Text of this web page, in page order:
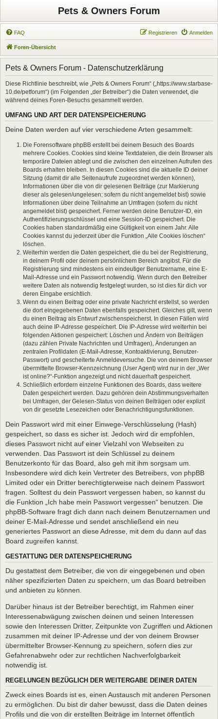
Pets & Owners Forum
FAQ Anmelden
Registrieren
Foren-Übersicht
Pets & Owners Forum - Datenschutzerklärung
Diese Richtlinie beschreibt, wie „Pets & Owners Forum“ („https://www.starbase-
10.de/petforum“) (im Folgenden „der Betreiber“) die Daten verwendet, die
während deines Foren-Besuchs gesammelt werden.
UMFANG UND ART DER DATENSPEICHERUNG
Deine Daten werden auf vier verschiedene Arten gesammelt:
Die Forensoftware phpBB erstellt bei deinem Besuch des Boards
mehrere Cookies. Cookies sind kleine Textdateien, die dein Browser als
temporäre Dateien ablegt und die zwischen den einzelnen Aufrufen des
Boards erhalten bleiben. In diesen Cookies sind die aktuelle ID deiner
Sitzung (damit dir alle Seitenaufrufe zugeordnet werden können),
Informationen über die von dir gelesenen Beiträge (zur Markierung
dieser als gelesen/ungelesen; sofern du nicht angemeldet bist) sowie
Informationen über deine Teilnahme an Umfragen (sofern du nicht
angemeldet bist) gespeichert. Ferner werden deine Benutzer-ID, ein
Authentifizierungsschlüssel und eine Session-ID gespeichert. Die
Cookies haben standardmäßig eine Gültigkeit von einem Jahr. Alle
Cookies kannst du jederzeit über die Funktion „Alle Cookies löschen“
löschen.
Weiterhin werden die Daten gespeichert, die du bei der Registrierung,
in deinem Profil oder deinem persönlichem Bereich angibst. Für die
Registrierung sind mindestens ein eindeutiger Benutzername, eine E-
Mail-Adresse und ein Passwort notwendig. Wenn durch den Betreiber
weitere Daten als notwendig festgelegt wurden, so ist dies für dich vor
deren Eingabe ersichtlich.
Wenn du einen Beitrag oder eine private Nachricht erstellst, so werden
die dort eingegebenen Daten ebenfalls gespeichert. Gleiches gilt, wenn
du einen Beitrag als Entwurf zwischenspeicherst. In diesen Fällen wird
auch deine IP-Adresse gespeichert. Die IP-Adresse wird weiterhin bei
folgenden Aktionen gespeichert: Löschen und Ändern von Beiträgen
(dazu zählen Private Nachrichten und Umfragen), Änderungen an
zentralen Profildaten (E-Mail-Adresse, Kontoaktivierung, Benutzer-
Passwort) und gescheiterte Anmeldeversuche. Die von deinem Browser
übermittelte Browser-Kennzeichnung (User Agent) wird nur in der „Wer
ist online?“-Funktion angezeigt und nicht dauerhaft gespeichert.
Schließlich erfordern einzelne Funktionen des Boards, dass weitere
Daten gespeichert werden. Dazu gehören dein Abstimmungsverhalten
bei Umfragen, der Gelesen-Status von deinen Beiträgen oder explizit
von dir gesetzte Lesezeichen oder Benachrichtigungsfunktionen.
Dein Passwort wird mit einer Einwege-Verschlüsselung (Hash)
gespeichert, so dass es sicher ist. Jedoch wird dir empfohlen,
dieses Passwort nicht auf einer Vielzahl von Webseiten zu
verwenden. Das Passwort ist dein Schlüssel zu deinem
Benutzerkonto für das Board, also geh mit ihm sorgsam um.
Insbesondere wird dich kein Vertreter des Betreibers, von phpBB
Limited oder ein Dritter berechtigterweise nach deinem Passwort
fragen. Solltest du dein Passwort vergessen haben, so kannst du
die Funktion „Ich habe mein Passwort vergessen“ benutzen. Die
phpBB-Software fragt dich dann nach deinem Benutzernamen und
deiner E-Mail-Adresse und sendet anschließend ein neu
generiertes Passwort an diese Adresse, mit dem du dann auf das
Board zugreifen kannst.
GESTATTUNG DER DATENSPEICHERUNG
Du gestattest dem Betreiber, die von dir eingegebenen und oben
näher spezifizierten Daten zu speichern, um das Board betreiben
und anbieten zu können.
Darüber hinaus ist der Betreiber berechtigt, im Rahmen einer
Interessenabwägung zwischen deinen und seinen Interessen
sowie den Interessen Dritter, Zeitpunkte von Zugriffen und Aktionen
zusammen mit deiner IP-Adresse und der von deinem Browser
übermittelter Browser-Kennung zu speichern, sofern dies zur
Gefahrenabwehr oder zur rechtlichen Nachverfolgbarkeit
notwendig ist.
REGELUNGEN BEZÜGLICH DER WEITERGABE DEINER DATEN
Zweck eines Boards ist es, einen Austausch mit anderen Personen
zu ermöglichen. Du bist dir daher bewusst, dass die Daten deines
Profils und die von dir erstellten Beiträge im Internet öffentlich